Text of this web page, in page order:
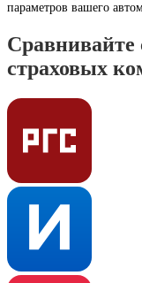
параметров вашего
страховых